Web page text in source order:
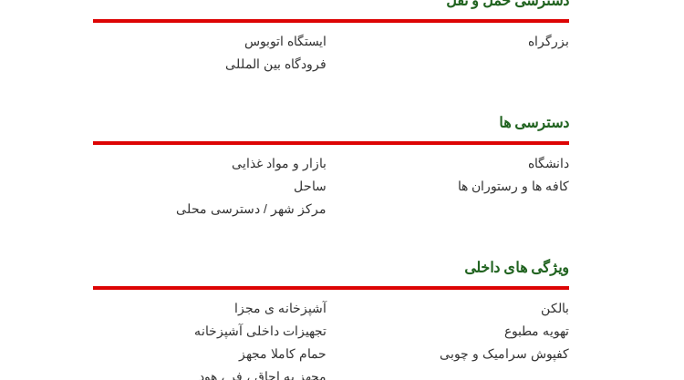
ايستگاه اتوبوس
بزرگراه
فرودگاه بین المللی
دسترسی ها
بازار و مواد غذایی
دانشگاه
ساحل
کافه ها و رستوران ها
مرکز شهر / دسترسی محلی
ویژگی های داخلی
آشپزخانه ی مجزا
بالکن
تجهیزات داخلی آشپزخانه
تهویه مطبوع
حمام کاملا مجهز
کفپوش سرامیک و چوبی
مجهز به اجاق ، فر ، هود